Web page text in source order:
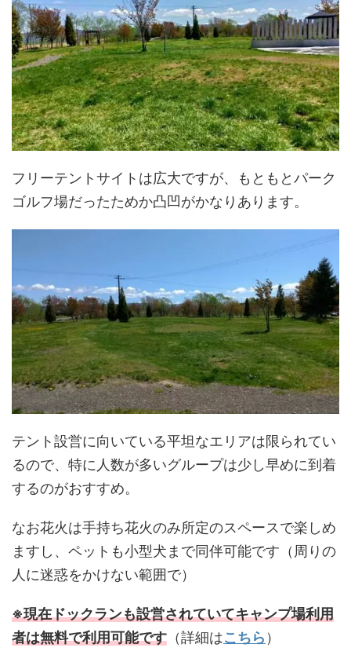
フリーテントサイトは広大ですが、もともとパーク
ゴルフ場だったためか凸凹がかなりあります。
テント設営に向いている平坦なエリアは限られてい
るので、特に人数が多いグループは少し早めに到着
するのがおすすめ。
なお花火は手持ち花火のみ所定のスペースで楽しめ
ますし、ペットも小型犬まで同伴可能です（周りの
人に迷惑をかけない範囲で）
※現在ドックランも設営されていてキャンプ場利用
者は無料で利用可能です （詳細はこちら ）